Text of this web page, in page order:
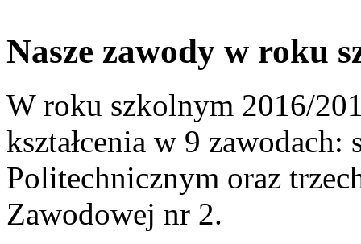
Nasze zawody w roku
W roku szkolnym 2016/
kształcenia w 9
Politechnicznym oraz
Zawodowej nr 2.